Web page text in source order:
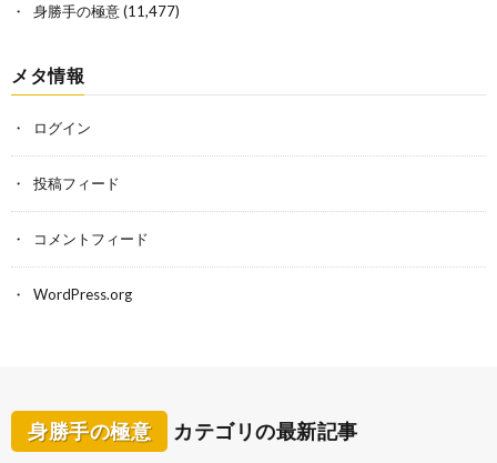
身勝手の極意(11,477)
メタ情報
ログイン
投稿フィード
コメントフィード
WordPress.org
身勝手の極意 カテゴリの最新記事